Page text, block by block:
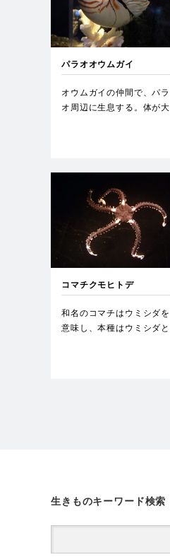
パラオオウムガイ
オウムガイの仲間で、パラ
オ周辺に生息する。体が大
コマチクモヒトデ
和名のコマチはウミシダを
意味し、本種はウミシダと
生きものキーワード検索